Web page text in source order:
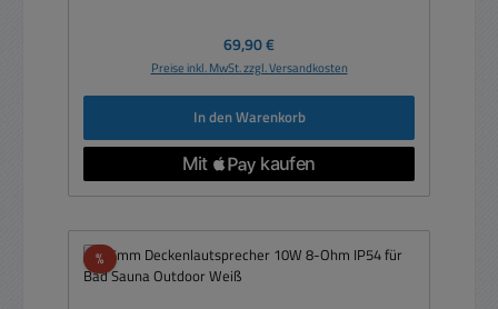
Regulärer Preis:
69,90 €
Preise inkl. MwSt. zzgl. Versandkosten
In den Warenkorb
%Rabatt